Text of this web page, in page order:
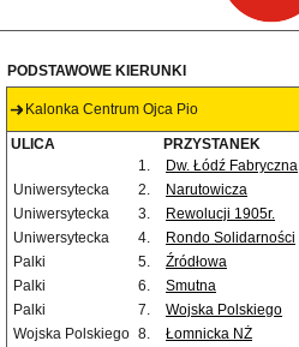
PODSTAWOWE KIERUNKI
Kalonka Centrum Ojca Pio
ULICA PRZYSTANEK
1.
Dw. Łódź Fabryczna
Uniwersytecka
2. Narutowicza
Uniwersytecka
3. Rewolucji 1905r.
Uniwersytecka
4. Rondo Solidarności
Palki
5. Źródłowa
Palki
6. Smutna
Palki
7. Wojska Polskiego
Wojska Polskiego 8. Łomnicka NŻ